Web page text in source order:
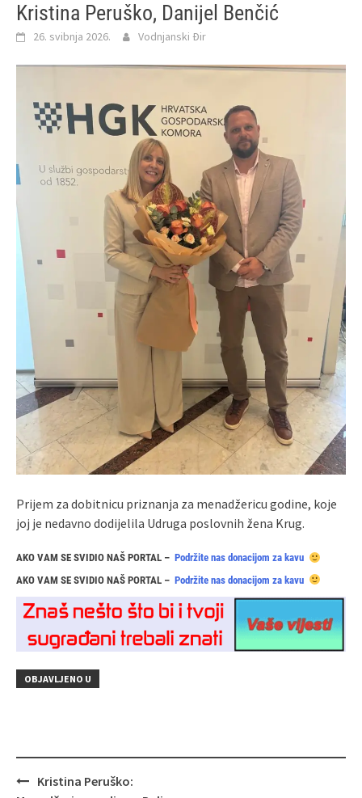
Kristina Peruško, Danijel Benčić
26. svibnja 2026. Vodnjanski Đir
Prijem za dobitnicu priznanja za menadžericu godine, koje
joj je nedavno dodijelila Udruga poslovnih žena Krug.
AKO VAM SE SVIDIO NAŠ PORTAL – Podržite nas donacijom za kavu
AKO VAM SE SVIDIO NAŠ PORTAL – Podržite nas donacijom za kavu
OBJAVLJENO U
Navigacija
Kristina Peruško: